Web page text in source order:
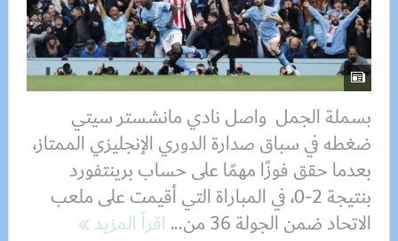
بسملة الجمل واصل نادي مانشستر سيتي
ضغطه في سباق صدارة الدوري الإنجليزي الممتاز،
بعدما حقق فوزًا مهمًا على حساب برينتفورد
بنتيجة 2-0، في المباراة التي أقيمت على ملعب
الاتحاد ضمن الجولة 36 من...
اقرأ المزيد